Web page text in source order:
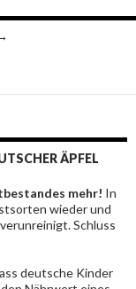
ÄPFEL
mehr! In
wieder und
Schluss
deutsche Kinder